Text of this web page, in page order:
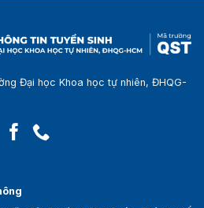
Đại học Khoa học tự nhiên, ĐHQG-